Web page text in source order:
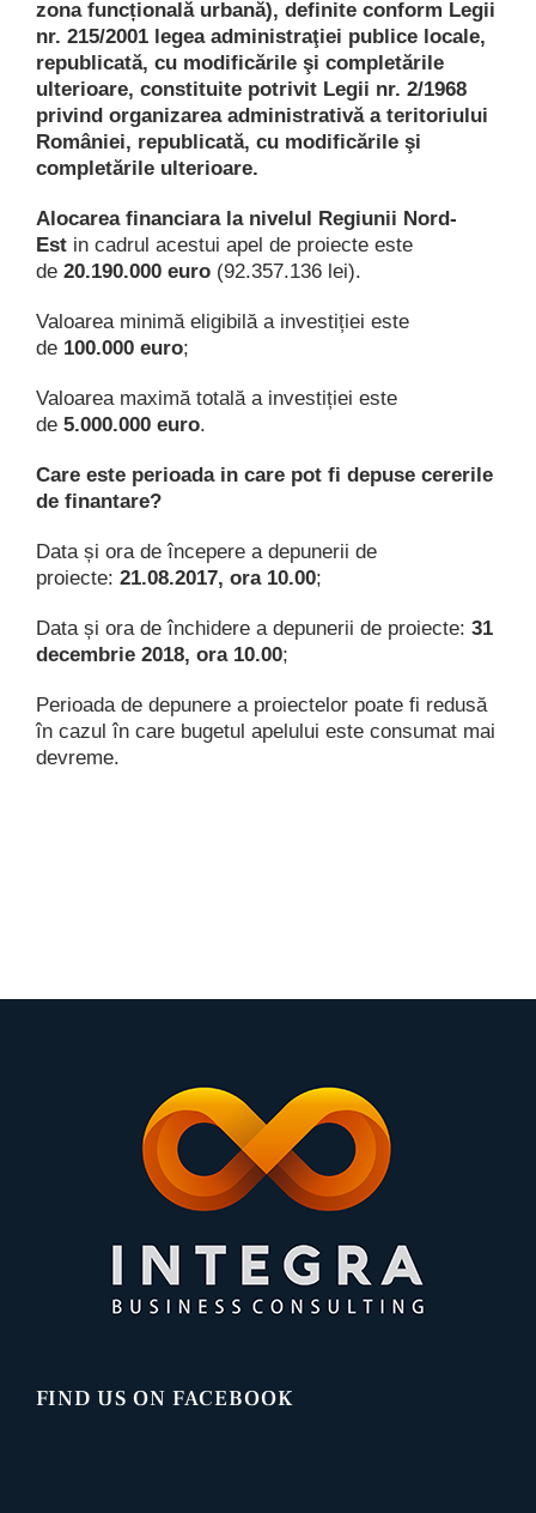
zona funcțională urbană), definite conform Legii
nr. 215/2001 legea administraţiei publice locale,
republicată, cu modificările şi completările
ulterioare, constituite potrivit Legii nr. 2/1968
privind organizarea administrativă a teritoriului
României, republicată, cu modificările şi
completările ulterioare.
Alocarea financiara la nivelul Regiunii Nord-
Est in cadrul acestui apel de proiecte este
de 20.190.000 euro (92.357.136 lei).
Valoarea minimă eligibilă a investiției este
de 100.000 euro;
Valoarea maximă totală a investiției este
de 5.000.000 euro.
Care este perioada in care pot fi depuse cererile
de finantare?
Data și ora de începere a depunerii de
proiecte: 21.08.2017, ora 10.00;
Data și ora de închidere a depunerii de proiecte: 31
decembrie 2018, ora 10.00;
Perioada de depunere a proiectelor poate fi redusă
în cazul în care bugetul apelului este consumat mai
devreme.
FIND US ON FACEBOOK